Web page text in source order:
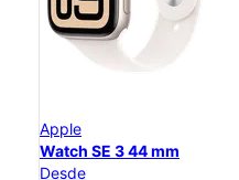
Apple
Watch SE 3 44 mm
Desde